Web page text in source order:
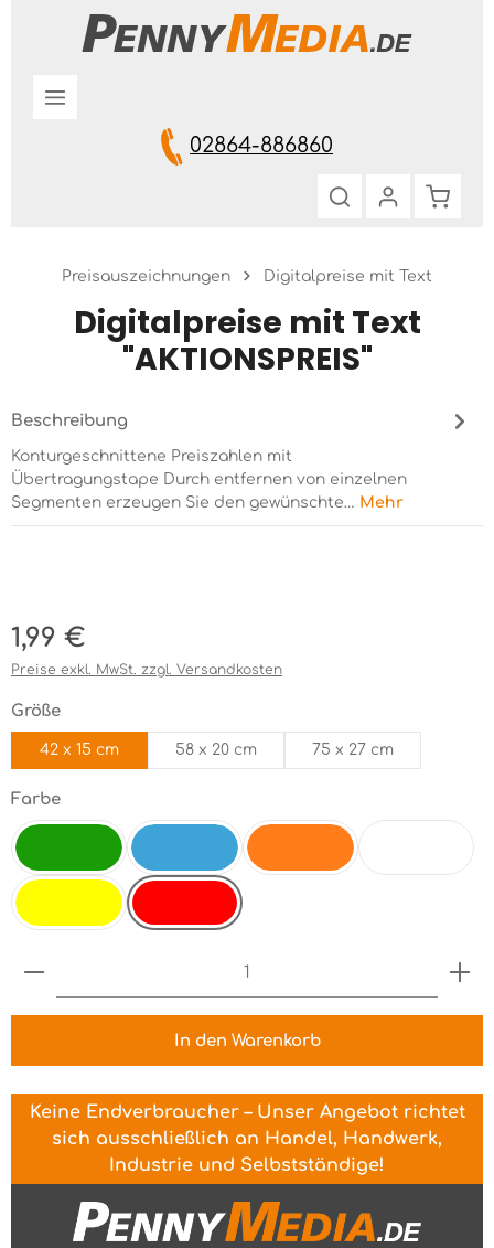
Zum Hauptinhalt springen
02864-886860
Preisauszeichnungen Digitalpreise mit Text
Digitalpreise mit Text
"AKTIONSPREIS"
Beschreibung
Konturgeschnittene Preiszahlen mit
Übertragungstape Durch entfernen von einzelnen
Segmenten erzeugen Sie den gewünschte… Mehr
Regulärer Preis:
1,99 €
Preise exkl. MwSt. zzgl. Versandkosten
Größeauswählen
42 x 15 cm 58 x 20 cm 75 x 27 cm
Farbeauswählen
electricgreen electricblue
Produkt Anzahl: Gib den gewünschten Wert
In den Warenkorb
Keine Endverbraucher – Unser Angebot richtet
sich ausschließlich an Handel, Handwerk,
Industrie und Selbstständige!